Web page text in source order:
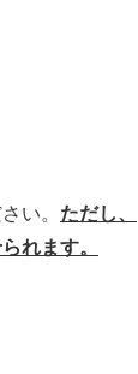
い。 ただし、
れます。